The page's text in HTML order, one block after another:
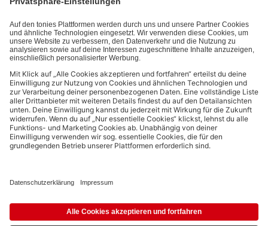
Datenschutzbestimmungen.
Bezahlmethoden:
Links zu sozialen Netzwerken
Die Nutzung der Inhalte für Text- und Data-Mining von (generativen) KI
Zusammenhang ausdrücklich vorbehalten und daher verboten.